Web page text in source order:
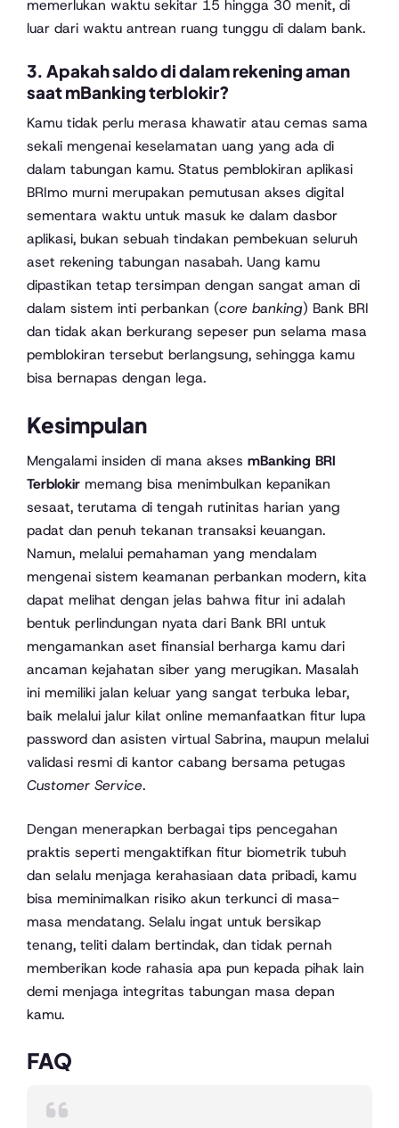
memerlukan waktu sekitar 15 hingga 30 menit, di
luar dari waktu antrean ruang tunggu di dalam bank.
3. Apakah saldo di dalam rekening aman
saat mBanking terblokir?
Kamu tidak perlu merasa khawatir atau cemas sama
sekali mengenai keselamatan uang yang ada di
dalam tabungan kamu. Status pemblokiran aplikasi
BRImo murni merupakan pemutusan akses digital
sementara waktu untuk masuk ke dalam dasbor
aplikasi, bukan sebuah tindakan pembekuan seluruh
aset rekening tabungan nasabah. Uang kamu
dipastikan tetap tersimpan dengan sangat aman di
dalam sistem inti perbankan (core banking) Bank BRI
dan tidak akan berkurang sepeser pun selama masa
pemblokiran tersebut berlangsung, sehingga kamu
bisa bernapas dengan lega.
Kesimpulan
Mengalami insiden di mana akses mBanking BRI
Terblokir memang bisa menimbulkan kepanikan
sesaat, terutama di tengah rutinitas harian yang
padat dan penuh tekanan transaksi keuangan.
Namun, melalui pemahaman yang mendalam
mengenai sistem keamanan perbankan modern, kita
dapat melihat dengan jelas bahwa fitur ini adalah
bentuk perlindungan nyata dari Bank BRI untuk
mengamankan aset finansial berharga kamu dari
ancaman kejahatan siber yang merugikan. Masalah
ini memiliki jalan keluar yang sangat terbuka lebar,
baik melalui jalur kilat online memanfaatkan fitur lupa
password dan asisten virtual Sabrina, maupun melalui
validasi resmi di kantor cabang bersama petugas
Customer Service.
Dengan menerapkan berbagai tips pencegahan
praktis seperti mengaktifkan fitur biometrik tubuh
dan selalu menjaga kerahasiaan data pribadi, kamu
bisa meminimalkan risiko akun terkunci di masa-
masa mendatang. Selalu ingat untuk bersikap
tenang, teliti dalam bertindak, dan tidak pernah
memberikan kode rahasia apa pun kepada pihak lain
demi menjaga integritas tabungan masa depan
kamu.
FAQ